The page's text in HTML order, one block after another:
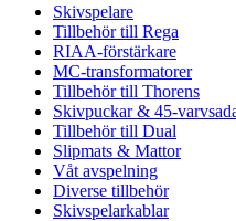
Skivspelare
Tillbehör till Rega
RIAA-förstärkare
MC-transformatorer
Tillbehör till Thorens
Skivpuckar & 45-
Tillbehör till Dual
Slipmats & Mattor
Våt avspelning
Diverse tillbehör
Skivspelarkablar